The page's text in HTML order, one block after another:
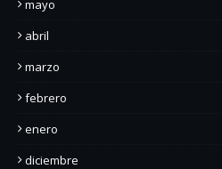
mayo
abril
marzo
febrero
enero
diciembre